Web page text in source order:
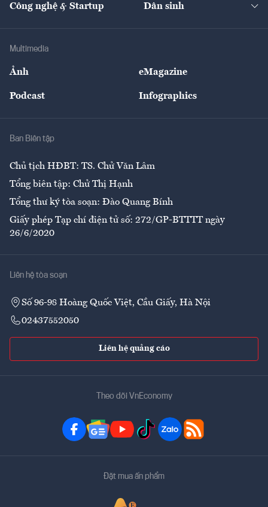
Tư vấn Nông sản
Giải trí
Công nghệ & Startup Dân sinh
Multimedia
Ảnh eMagazine
Podcast Infographics
Ban Biên tập
Chủ tịch HĐBT: TS. Chử Văn Lâm
Tổng biên tập: Chử Thị Hạnh
Tổng thư ký tòa soạn: Đào Quang Bính
Giấy phép Tạp chí điện tử số: 272/GP-BTTTT ngày
26/6/2020
Liên hệ tòa soạn
Số 96-98 Hoàng Quốc Việt, Cầu Giấy, Hà Nội
02437552050
Liên hệ quảng cáo
Theo dõi VnEconomy
Đặt mua ấn phẩm